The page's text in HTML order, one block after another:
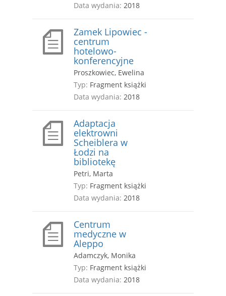
Data wydania: 2018
Zamek Lipowiec -
centrum
hotelowo-
konferencyjne
Proszkowiec, Ewelina
Typ: Fragment książki
Data wydania: 2018
Adaptacja
elektrowni
Scheiblera w
Łodzi na
bibliotekę
Petri, Marta
Typ: Fragment książki
Data wydania: 2018
Centrum
medyczne w
Aleppo
Adamczyk, Monika
Typ: Fragment książki
Data wydania: 2018